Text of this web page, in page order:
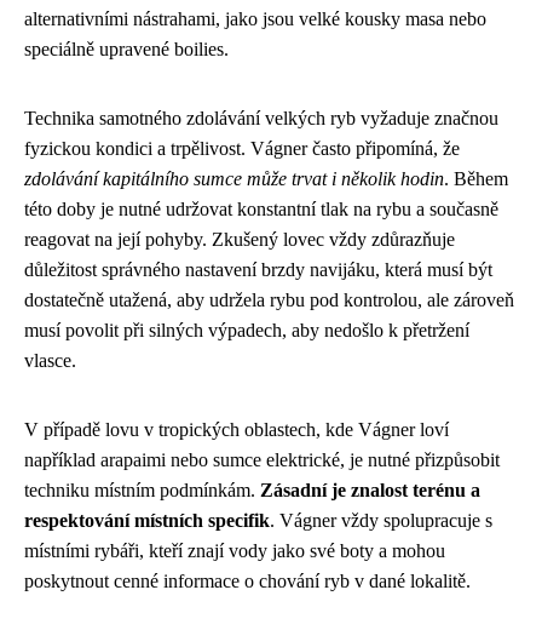
alternativními nástrahami, jako jsou velké kousky masa nebo
speciálně upravené boilies.
Technika samotného zdolávání velkých ryb vyžaduje značnou
fyzickou kondici a trpělivost. Vágner často připomíná, že
zdolávání kapitálního sumce může trvat i několik hodin. Během
této doby je nutné udržovat konstantní tlak na rybu a současně
reagovat na její pohyby. Zkušený lovec vždy zdůrazňuje
důležitost správného nastavení brzdy navijáku, která musí být
dostatečně utažená, aby udržela rybu pod kontrolou, ale zároveň
musí povolit při silných výpadech, aby nedošlo k přetržení
vlasce.
V případě lovu v tropických oblastech, kde Vágner loví
například arapaimi nebo sumce elektrické, je nutné přizpůsobit
techniku místním podmínkám. Zásadní je znalost terénu a
respektování místních specifik. Vágner vždy spolupracuje s
místními rybáři, kteří znají vody jako své boty a mohou
poskytnout cenné informace o chování ryb v dané lokalitě.